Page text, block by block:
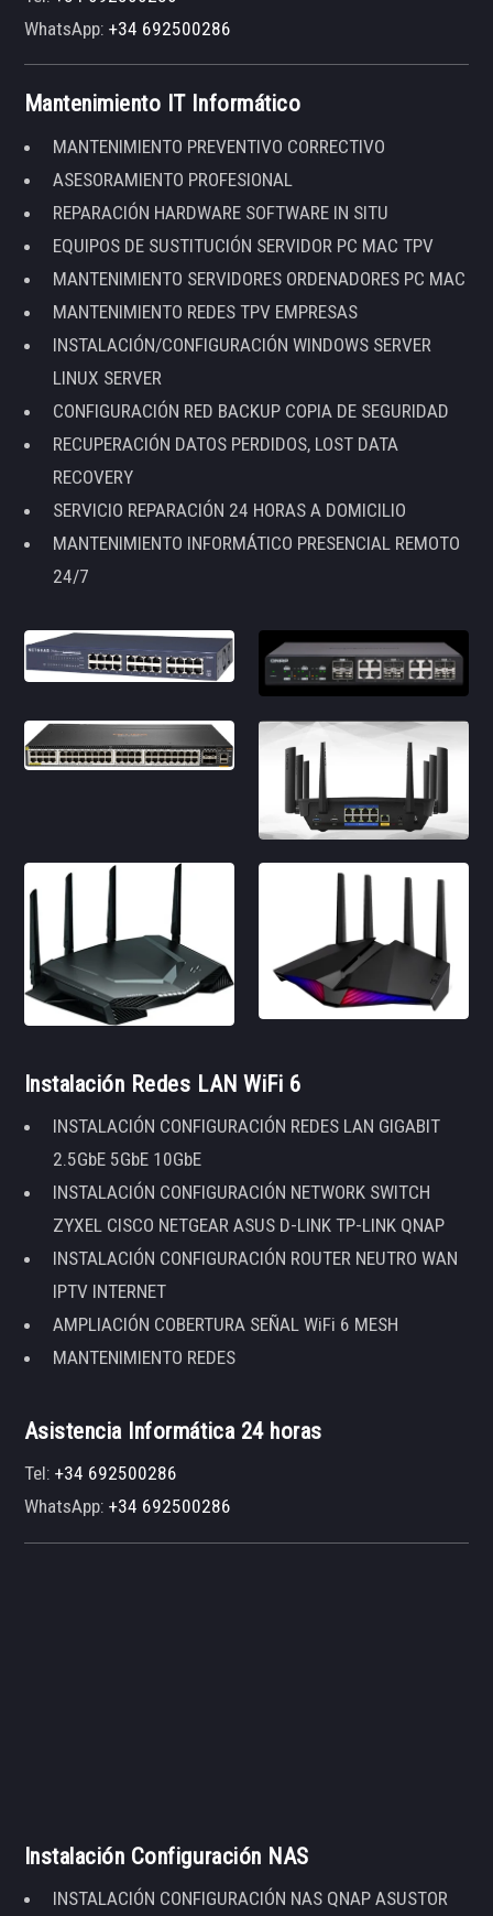
WhatsApp:+34 692500286
Mantenimiento IT Informático
MANTENIMIENTO PREVENTIVO CORRECTIVO
ASESORAMIENTO PROFESIONAL
REPARACIÓN HARDWARE SOFTWARE IN SITU
EQUIPOS DE SUSTITUCIÓN SERVIDOR PC MAC TPV
MANTENIMIENTO SERVIDORES ORDENADORES PC MAC
MANTENIMIENTO REDES TPV EMPRESAS
INSTALACIÓN/CONFIGURACIÓN WINDOWS SERVER
LINUX SERVER
CONFIGURACIÓN RED BACKUP COPIA DE SEGURIDAD
RECUPERACIÓN DATOS PERDIDOS, LOST DATA
RECOVERY
SERVICIO REPARACIÓN 24 HORAS A DOMICILIO
MANTENIMIENTO INFORMÁTICO PRESENCIAL REMOTO
24/7
Instalación Redes LAN WiFi 6
INSTALACIÓN CONFIGURACIÓN REDES LAN GIGABIT
2.5GbE 5GbE 10GbE
INSTALACIÓN CONFIGURACIÓN NETWORK SWITCH
ZYXEL CISCO NETGEAR ASUS D-LINK TP-LINK QNAP
INSTALACIÓN CONFIGURACIÓN ROUTER NEUTRO WAN
IPTV INTERNET
AMPLIACIÓN COBERTURA SEÑAL WiFi 6 MESH
MANTENIMIENTO REDES
Asistencia Informática 24 horas
Tel:+34 692500286
WhatsApp:+34 692500286
Instalación Configuración NAS
INSTALACIÓN CONFIGURACIÓN NAS QNAP ASUSTOR